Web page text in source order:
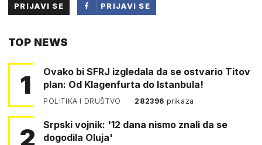
PRIJAVI SE
PRIJAVI SE
TOP NEWS
1
Ovako bi SFRJ izgledala da se ostvario Titov
plan: Od Klagenfurta do Istanbula!
POLITIKA I DRUŠTVO 282396 prikaza
2
Srpski vojnik: '12 dana nismo znali da se
dogodila Oluja'